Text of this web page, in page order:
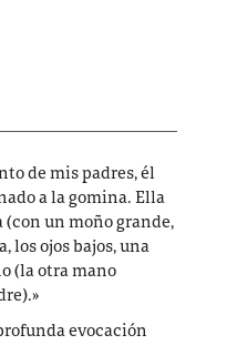
de mis padres, él
a la gomina. Ella
un moño grande,
los ojos bajos, una
(la otra mano
evocación